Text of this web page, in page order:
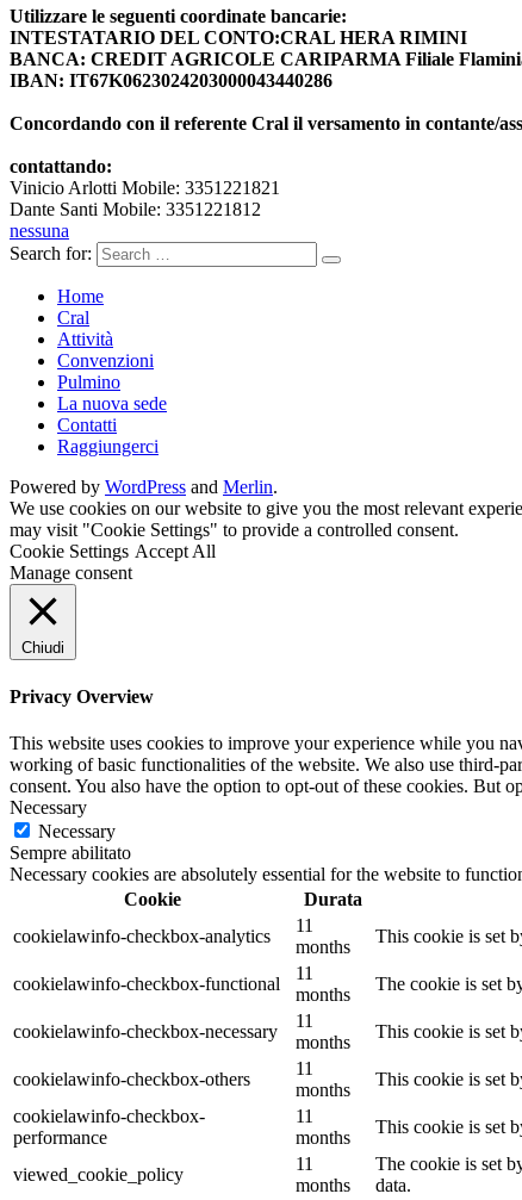
Utilizzare le seguenti coordinate bancarie:
INTESTATARIO DEL CONTO:CRAL HERA RIMINI
BANCA: CREDIT AGRICOLE CARIPARMA Filiale
IBAN: IT67K0623024203000043440286
Concordando con il referente Cral il versamento in contante/
contattando:
Vinicio Arlotti Mobile: 3351221821
Dante Santi Mobile: 3351221812
nessuna
Search for:
Home
Cral
Attività
Convenzioni
Pulmino
La nuova sede
Contatti
Raggiungerci
Powered by WordPress and Merlin.
We use cookies on our website to give you the most relevant
may visit "Cookie Settings" to provide a controlled consent.
Cookie Settings Accept All
Manage consent
Chiudi
Privacy Overview
This website uses cookies to improve your experience while you
working of basic functionalities of the website. We also use third-
consent. You also have the option to opt-out of these cookies. But
Necessary
Necessary
Sempre abilitato
Necessary cookies are absolutely essential for the website to
Cookie
Durata
cookielawinfo-checkbox-analytics
11
months
This cookie is set
cookielawinfo-checkbox-functional
11
months
The cookie is set
cookielawinfo-checkbox-necessary
11
months
This cookie is set
cookielawinfo-checkbox-others
11
months
This cookie is set
cookielawinfo-checkbox-
performance
11
months
This cookie is set
viewed_cookie_policy
11
months
The cookie is set
data.